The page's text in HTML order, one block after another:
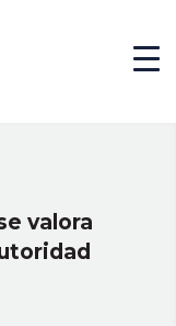
valora